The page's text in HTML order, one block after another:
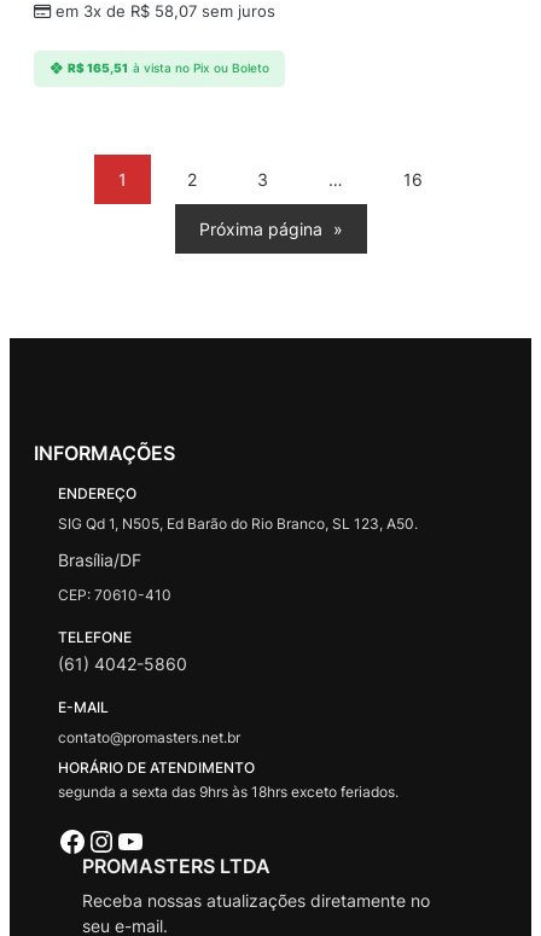
em 3x de R$ 58,07 sem juros
R$165,51 à vista no Pix ou Boleto
1 2 3 … 16
Próxima página »
INFORMAÇÕES
ENDEREÇO
SIG Qd 1, N505, Ed Barão do Rio Branco, SL 123, A50.
Brasília/DF
CEP: 70610-410
TELEFONE
(61) 4042-5860
E-MAIL
contato@promasters.net.br
HORÁRIO DE ATENDIMENTO
segunda a sexta das 9hrs às 18hrs exceto feriados.
Facebook Instagram Youtube
PROMASTERS LTDA
Receba nossas atualizações diretamente no
seu e-mail.